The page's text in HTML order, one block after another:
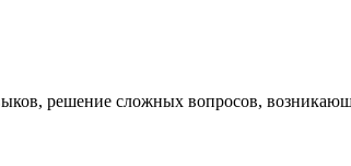
решение сложных вопросов,